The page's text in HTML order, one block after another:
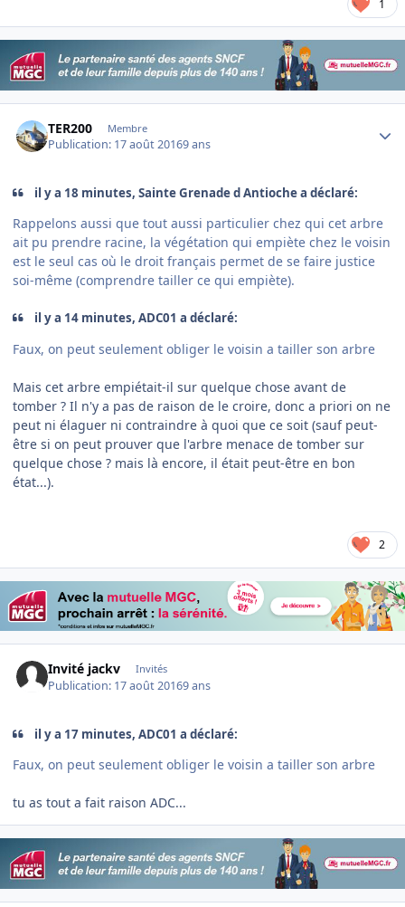
1
TER200 Membre
Publication: 17 août 20169 ans
il y a 18 minutes, Sainte Grenade d Antioche a déclaré:
Rappelons aussi que tout aussi particulier chez qui cet arbre
ait pu prendre racine, la végétation qui empiète chez le voisin
est le seul cas où le droit français permet de se faire justice
soi-même (comprendre tailler ce qui empiète).
il y a 14 minutes, ADC01 a déclaré:
Faux, on peut seulement obliger le voisin a tailler son arbre
Mais cet arbre empiétait-il sur quelque chose avant de
tomber ? Il n'y a pas de raison de le croire, donc a priori on ne
peut ni élaguer ni contraindre à quoi que ce soit (sauf peut-
être si on peut prouver que l'arbre menace de tomber sur
quelque chose ? mais là encore, il était peut-être en bon
état...).
2
Invité jackv Invités
Publication: 17 août 20169 ans
il y a 17 minutes, ADC01 a déclaré:
Faux, on peut seulement obliger le voisin a tailler son arbre
tu as tout a fait raison ADC...